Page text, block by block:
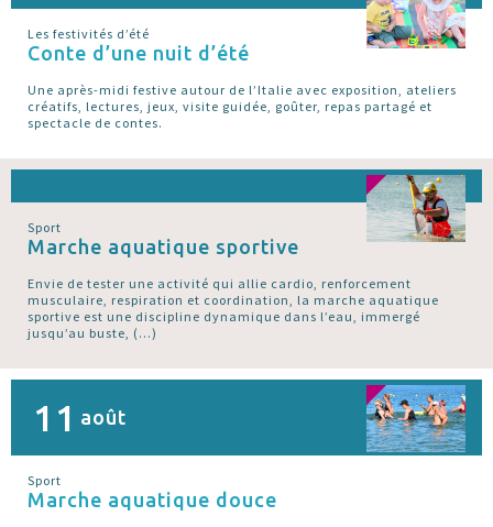
Les festivités d’été
Conte d’une nuit d’été
Une après-midi festive autour de l’Italie avec exposition, ateliers
créatifs, lectures, jeux, visite guidée, goûter, repas partagé et
spectacle de contes.
Sport
Marche aquatique sportive
Envie de tester une activité qui allie cardio, renforcement
musculaire, respiration et coordination, la marche aquatique
sportive est une discipline dynamique dans l’eau, immergé
jusqu’au buste, (…)
11 août
Sport
Marche aquatique douce